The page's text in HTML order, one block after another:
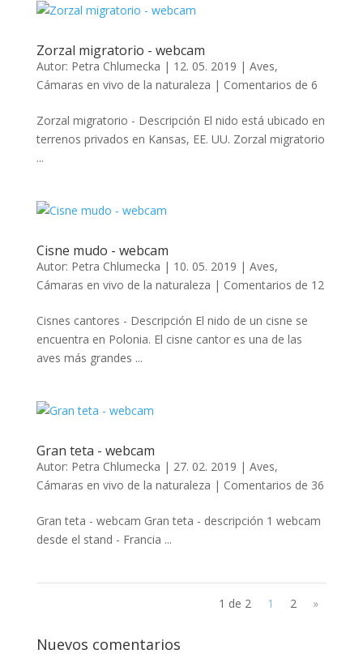
Zorzal migratorio - webcam
Autor: Petra Chlumecka | 12. 05. 2019 | Aves,
Cámaras en vivo de la naturaleza | Comentarios de 6
Zorzal migratorio - Descripción El nido está ubicado en
terrenos privados en Kansas, EE. UU. Zorzal migratorio
...
Cisne mudo - webcam
Autor: Petra Chlumecka | 10. 05. 2019 | Aves,
Cámaras en vivo de la naturaleza | Comentarios de 12
Cisnes cantores - Descripción El nido de un cisne se
encuentra en Polonia. El cisne cantor es una de las
aves más grandes ...
Gran teta - webcam
Autor: Petra Chlumecka | 27. 02. 2019 | Aves,
Cámaras en vivo de la naturaleza | Comentarios de 36
Gran teta - webcam Gran teta - descripción 1 webcam
desde el stand - Francia ...
1 de 2 1 2 »
Nuevos comentarios